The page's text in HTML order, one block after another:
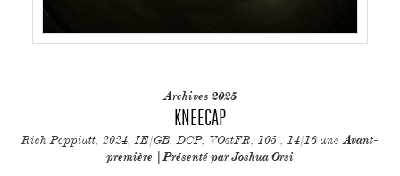
Archives 2025
KNEECAP
Rich Peppiatt, 2024, IE/GB, DCP, VOstFR, 105', 14/16 ansAvant-
première |Présenté par Joshua Orsi